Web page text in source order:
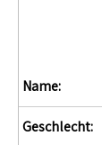
Name:
Geschlecht: